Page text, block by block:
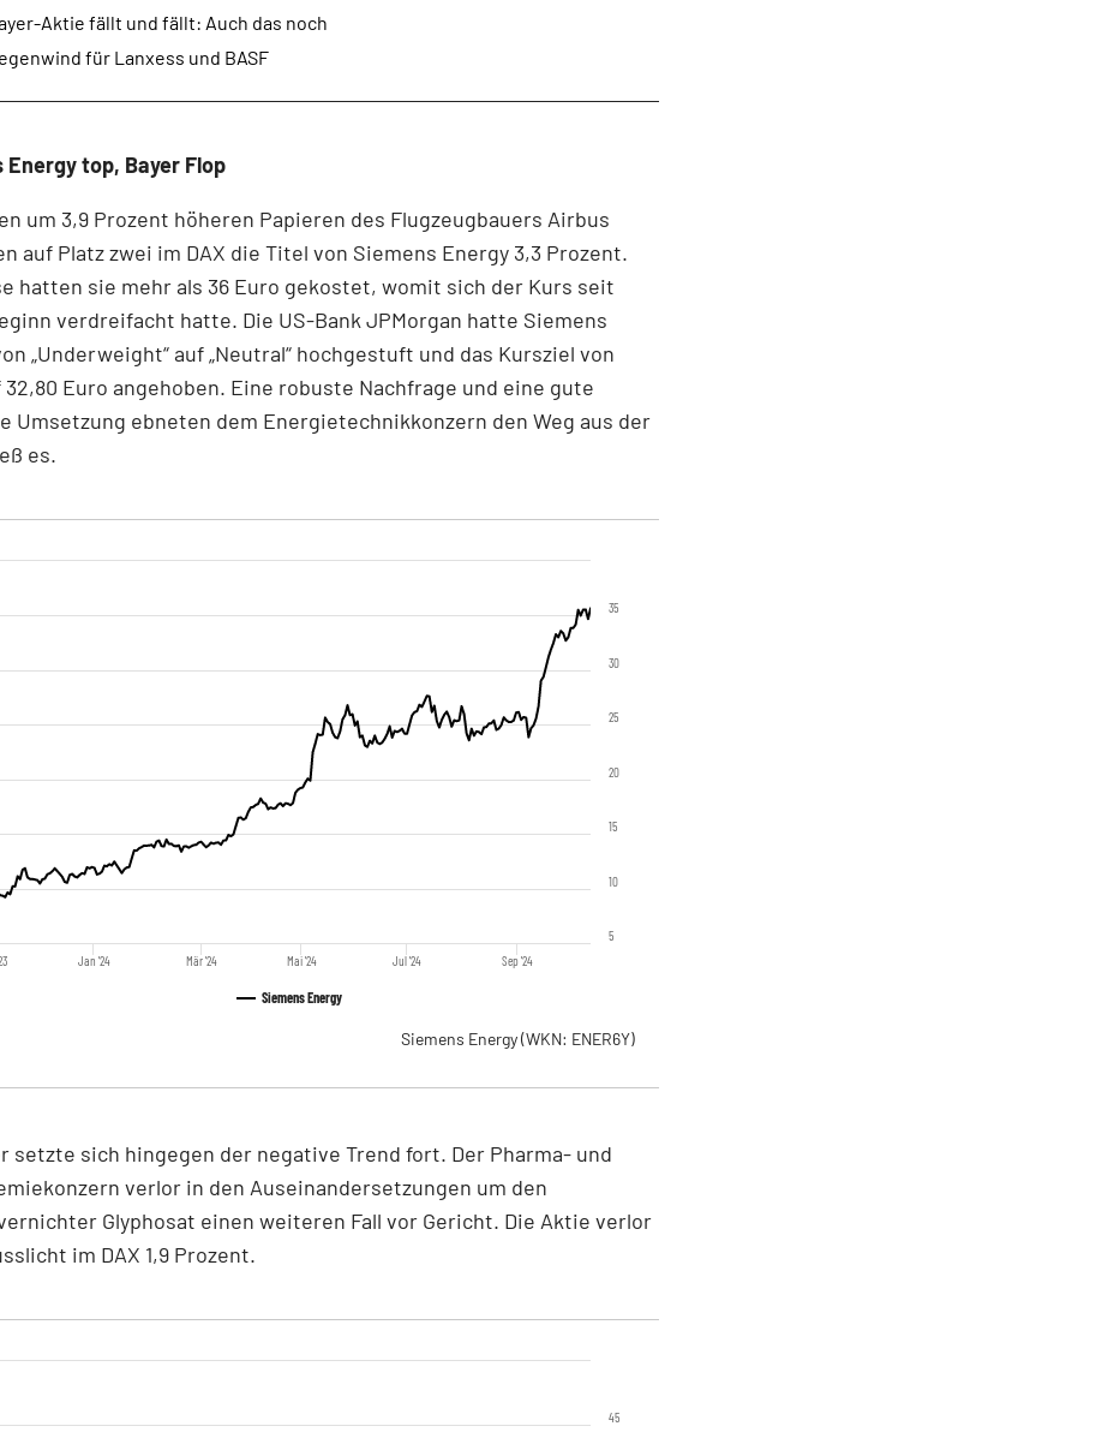
Aktie fällt und fällt: Auch das noch
für Lanxess und BASF
Energy top, Bayer Flop
um 3,9 Prozent höheren Papieren des Flugzeugbauers Airbus
auf Platz zwei im DAX die Titel von Siemens Energy 3,3 Prozent.
hatten sie mehr als 36 Euro gekostet, womit sich der Kurs seit
verdreifacht hatte. Die US-Bank JPMorgan hatte Siemens
„Underweight“ auf „Neutral“ hochgestuft und das Kursziel von
32,80 Euro angehoben. Eine robuste Nachfrage und eine gute
Umsetzung ebneten dem Energietechnikkonzern den Weg aus der
es.
Siemens Energy
Jan '24 Mär '24 Mai '24 Jul '24 Sep '24
5
10
15
20
25
30
35
Siemens Energy(WKN: ENER6Y)
setzte sich hingegen der negative Trend fort. Der Pharma- und
verlor in den Auseinandersetzungen um den
Glyphosat einen weiteren Fall vor Gericht. Die Aktie verlor
im DAX 1,9 Prozent.
45